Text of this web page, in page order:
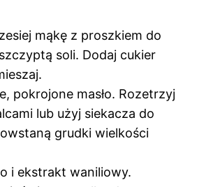
mąkę z proszkiem do
soli. Dodaj cukier
pokrojone masło. Rozetrzyj
lub użyj siekacza do
grudki wielkości
i ekstrakt waniliowy.